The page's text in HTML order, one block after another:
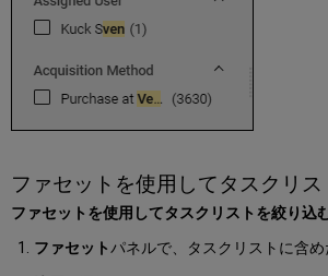
ン
を
ン
は
す
フ
ファセットを使用してタスクリ
ファセットを使用してタスクリストを絞り込
ファセット パネルで、タスクリストに含め